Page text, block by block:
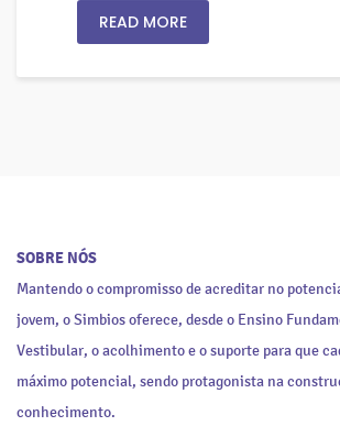
READ MORE
SOBRE NÓS
Mantendo o compromisso de acreditar no
jovem, o Simbios oferece, desde o Ensino
Vestibular, o acolhimento e o suporte para que
máximo potencial, sendo protagonista na
conhecimento.